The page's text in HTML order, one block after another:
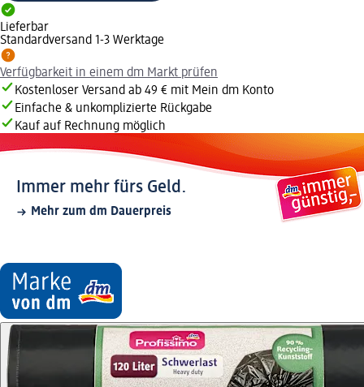
Lieferbar
Standardversand 1-3 Werktage
Verfügbarkeit in einem dm Markt prüfen
Kostenloser Versand ab 49 € mit Mein dm Konto
Einfache & unkomplizierte Rückgabe
Kauf auf Rechnung möglich
Immer mehr fürs Geld.
Mehr zum dm Dauerpreis